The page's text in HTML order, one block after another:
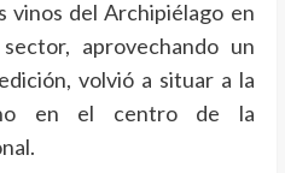
vinos del Archipiélago en
aprovechando un
volvió a situar a la
en el centro de la